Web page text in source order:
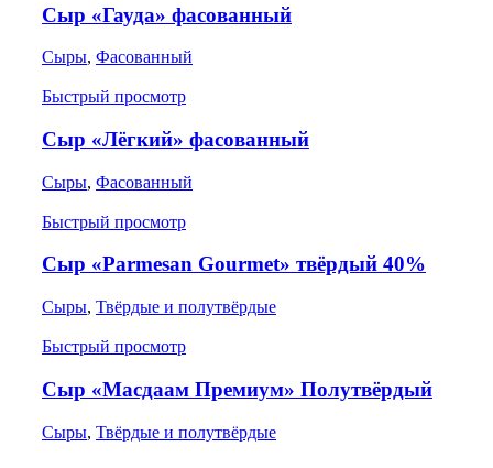
Сыр «Гауда» фасованный
Сыры, Фасованный
Быстрый просмотр
Сыр «Лёгкий» фасованный
Сыры, Фасованный
Быстрый просмотр
Сыр «Parmesan Gourmet» твёрдый 40%
Сыры, Твёрдые и полутвёрдые
Быстрый просмотр
Сыр «Масдаам Премиум» Полутвёрдый
Сыры, Твёрдые и полутвёрдые